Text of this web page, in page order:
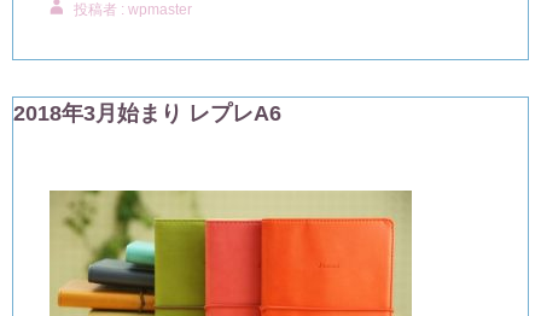
投稿者 : wpmaster
2018年3月始まり レプレA6